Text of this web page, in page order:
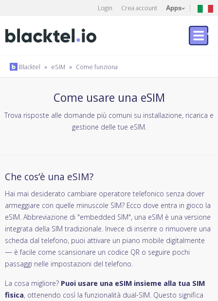
Login Crea account Apps
Blacktel » eSIM » Come funziona
Come usare una eSIM
Trova risposte alle domande più comuni su installazione, ricarica e
gestione delle tue eSIM.
Che cos’è una eSIM?
Hai mai desiderato cambiare operatore telefonico senza dover
armeggiare con quelle minuscole SIM? Ecco dove entra in gioco la
eSIM. Abbreviazione di "embedded SIM", una eSIM è una versione
integrata della SIM tradizionale. Invece di inserire o rimuovere una
scheda dal telefono, puoi attivare un piano mobile digitalmente
— è facile come scansionare un codice QR o seguire pochi
passaggi nelle impostazioni del telefono.
La cosa migliore? Puoi usare una eSIM insieme alla tua SIM
fisica, ottenendo così la funzionalità dual-SIM. Questo significa